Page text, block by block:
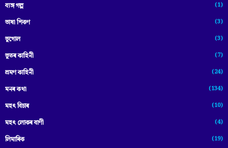
ব্যঙ্গ গল্প (1)
ভাষা শিকণ (3)
ভূগোল (3)
ভূতৰ কাহিনী (7)
ভ্ৰমণ কাহিনী (24)
মনৰ কথা (134)
মহৎ বিচাৰ (10)
মহৎ লোকৰ বাণী (4)
লিমাৰিক (19)